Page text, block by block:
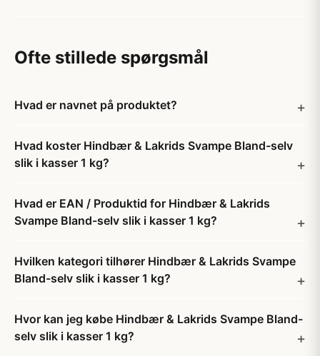
Ofte stillede spørgsmål
Hvad er navnet på produktet?
Hvad koster Hindbær & Lakrids Svampe Bland-selv
slik i kasser 1 kg?
Hvad er EAN / Produktid for Hindbær & Lakrids
Svampe Bland-selv slik i kasser 1 kg?
Hvilken kategori tilhører Hindbær & Lakrids Svampe
Bland-selv slik i kasser 1 kg?
Hvor kan jeg købe Hindbær & Lakrids Svampe Bland-
selv slik i kasser 1 kg?